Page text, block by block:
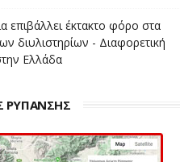
επιβάλλει έκτακτο φόρο στα
διυλιστηρίων - Διαφορετική
Ελλάδα
ΡΥΠΑΝΣΗΣ